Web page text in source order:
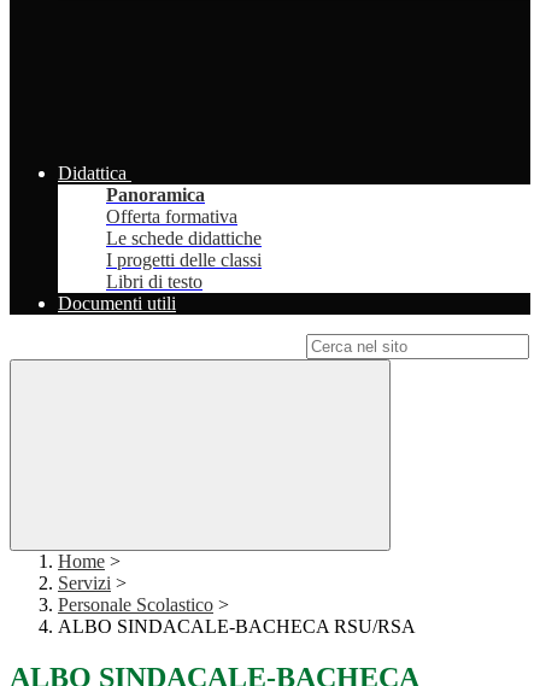
Didattica
Panoramica
Offerta formativa
Le schede didattiche
I progetti delle classi
Libri di testo
Documenti utili
Home >
Servizi >
Personale Scolastico >
ALBO SINDACALE-BACHECA RSU/RSA
ALBO SINDACALE-BACHECA